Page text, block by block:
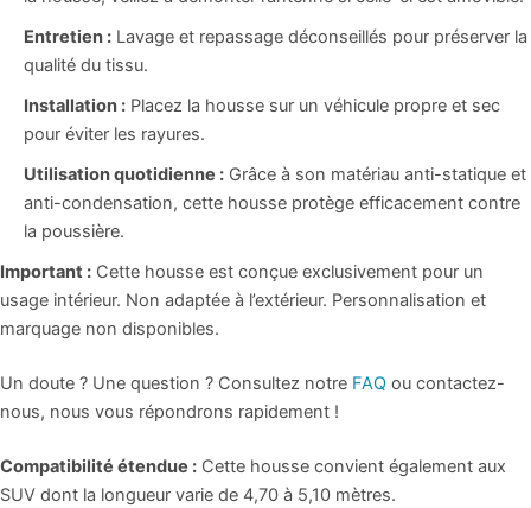
Entretien : Lavage et repassage déconseillés pour préserver la
qualité du tissu.
Installation : Placez la housse sur un véhicule propre et sec
pour éviter les rayures.
Utilisation quotidienne : Grâce à son matériau anti-statique et
anti-condensation, cette housse protège efficacement contre
la poussière.
Important : Cette housse est conçue exclusivement pour un
usage intérieur. Non adaptée à l’extérieur. Personnalisation et
marquage non disponibles.
Un doute ? Une question ? Consultez notre FAQ ou contactez-
nous, nous vous répondrons rapidement !
Compatibilité étendue : Cette housse convient également aux
SUV dont la longueur varie de 4,70 à 5,10 mètres.